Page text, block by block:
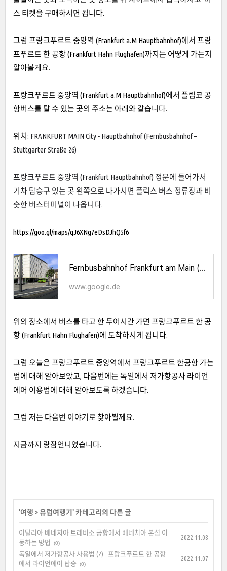
스 티켓을 구매하시면 됩니다.
그럼 프랑크푸르트 중앙역 (Frankfurt a.M Hauptbahnhof)에서 프랑
프푸르트 한 공항 (Frankfurt Hahn Flughafen)까지는 어떻게 가는지
알아볼게요.
프랑크푸르트 중앙역 (Frankfurt a.M Hauptbahnhof)에서 플립코 공
항버스를 탈 수 있는 곳의 주소는 아래와 같습니다.
위치: FRANKFURT MAIN City - Hauptbahnhof (Fernbusbahnhof –
Stuttgarter Straße 26)
프랑크푸르트 중앙역 (Frankfurt Hauptbahnhof) 정문에 들어가서
기차 탑승구 있는 곳 왼쪽으로 나가시면 플릭스 버스 정류장과 비
슷한 버스터미널이 나옵니다.
https://goo.gl/maps/qJ6XNg7eDsDJhQ5f6
Fernbusbahnhof Frankfurt am Main (ZOB Frankfurt) · Stuttgarter Str. 26, 60329 Frankfurt am Main, 독일
www.google.de
위의 장소에서 버스를 타고 한 두어시간 가면 프랑크푸르트 한 공
항 (Frankfurt Hahn Flughafen)에 도착하시게 됩니다.
그럼 오늘은 프랑크푸르트 중앙역에서 프랑크푸르트 한공항 가는
법에 대해 알아보았고, 다음번에는 독일에서 저가항공사 라이언
에어 이용법에 대해 알아보도록 하겠습니다.
그럼 저는 다음번 이야기로 찾아뵐께요.
지금까지 랑잠언니였습니다.
'여행 >유럽여행기 ' 카테고리의 다른 글
이탈리아 베네치아 트레비소 공항에서 베네치아 본섬 이
동하는 방법
(0)
2022.11.08
독일에서 저가항공사 사용법 (2) : 프랑크푸르트 한 공항
에서 라이언에어 탑승
(0)
2022.11.07